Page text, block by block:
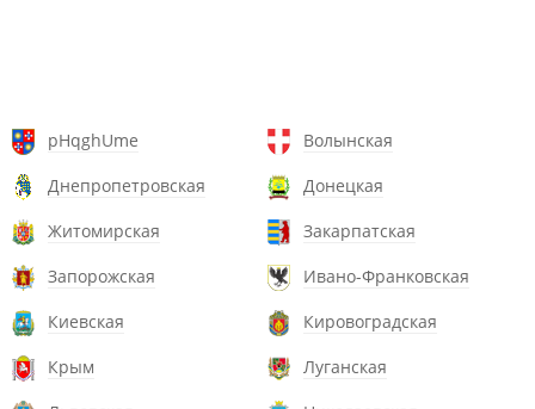
pHqghUme
Волынская
Днепропетровская
Донецкая
Житомирская
Закарпатская
Запорожская
Ивано-Франковская
Киевская
Кировоградская
Крым
Луганская